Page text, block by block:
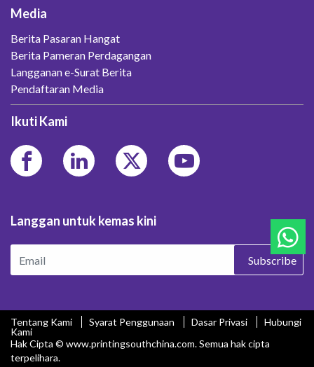
Media
Berita Pasaran Hangat
Berita Pameran Perdagangan
Langganan e-Surat Berita
Pendaftaran Media
Ikuti Kami
Langgan untuk kemas kini
Subscribe
Tentang Kami Syarat Penggunaan Dasar Privasi
Hubungi
Kami
Hak Cipta © www.printingsouthchina.com. Semua hak cipta
terpelihara.